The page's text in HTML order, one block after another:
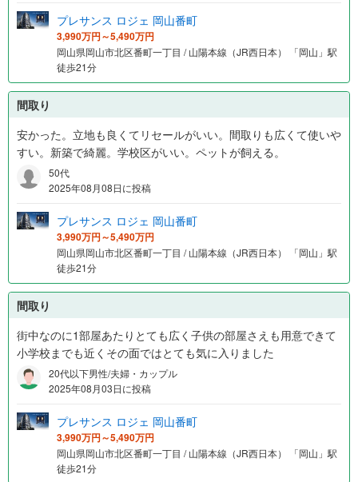
プレサンス ロジェ 岡山番町
3,990万円～5,490万円
岡山県岡山市北区番町一丁目 / 山陽本線（JR西日本） 「岡山」駅
徒歩21分
間取り
安かった。立地も良くてリセールがいい。間取りも広くて使いや
すい。新築で綺麗。学校区がいい。ペットが飼える。
50代
2025年08月08日に投稿
プレサンス ロジェ 岡山番町
3,990万円～5,490万円
岡山県岡山市北区番町一丁目 / 山陽本線（JR西日本） 「岡山」駅
徒歩21分
間取り
街中なのに1部屋あたりとても広く子供の部屋さえも用意できて
小学校までも近くその面ではとても気に入りました
20代以下男性/夫婦・カップル
2025年08月03日に投稿
プレサンス ロジェ 岡山番町
3,990万円～5,490万円
岡山県岡山市北区番町一丁目 / 山陽本線（JR西日本） 「岡山」駅
徒歩21分